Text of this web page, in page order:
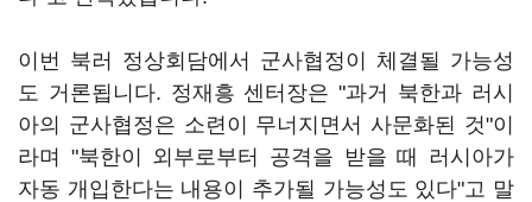
이번 북러 정상회담에서 군사협정이 체결될 가능성
도 거론됩니다. 정재흥 센터장은 "과거 북한과 러시
아의 군사협정은 소련이 무너지면서 사문화된 것"이
라며 "북한이 외부로부터 공격을 받을 때 러시아가
자동 개입한다는 내용이 추가될 가능성도 있다"고 말